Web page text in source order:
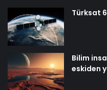
Türksat
Bilim
eskiden